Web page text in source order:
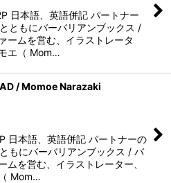
日本語、英語併記 パートナー
ともにバーバリアンブックス /
ームを営む、イラストレータ
エ（ Mom…
/ Momoe Narazaki
日本語、英語併記 パートナーの
もにバーバリアンブックス / バ
ムを営む、イラストレーター、
Mom…